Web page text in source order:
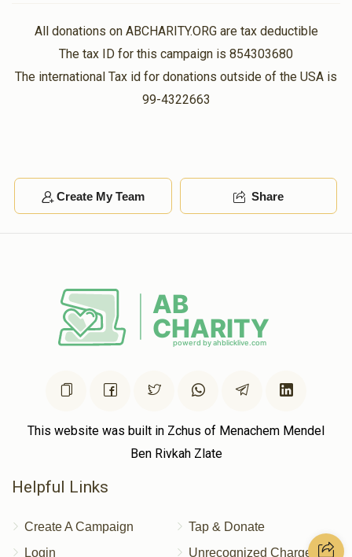
All donations on ABCHARITY.ORG are tax deductible
The tax ID for this campaign is 854303680
The international Tax id for donations outside of the USA is
99-4322663
Create My Team Share
This website was built in Zchus of Menachem Mendel
Ben Rivkah Zlate
Helpful Links
Create A Campaign
Login
Tap & Donate
Unrecognized Charge